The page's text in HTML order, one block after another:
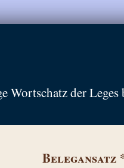
Wortschatz der Leges
Belegansatz